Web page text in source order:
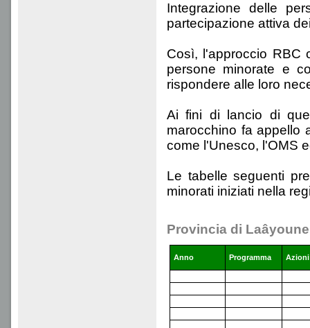
Integrazione delle
partecipazione attiva
Così, l'approccio RBC
persone minorate e
rispondere alle loro
Ai fini di lancio di
marocchino fa appello
come l'Unesco, l'OMS
Le tabelle seguenti
minorati iniziati nella
Provincia di Laâyoune
Anno Programma Azioni